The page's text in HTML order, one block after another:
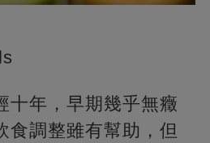
十年，早期幾乎無癥
食調整雖有幫助，但